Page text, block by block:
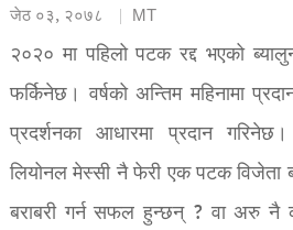
जेठ ०३, २०७८ MT
२०२० मा पहिलो पटक रद्द भएको
फर्किनेछ। वर्षको अन्तिम महिनामा
प्रदर्शनका आधारमा प्रदान
लियोनल मेस्सी नै फेरी एक पटक विजेता
बराबरी गर्न सफल हुन्छन् ? वा अरु नै